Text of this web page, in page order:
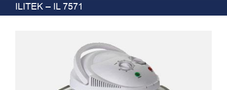
ILITEK – IL 7571